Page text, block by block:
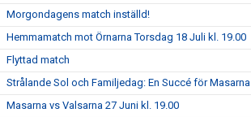
Morgondagens match inställd!
Hemmamatch mot Örnarna Torsdag 18 Juli kl. 19.00
Flyttad match
Strålande Sol och Familjedag: En Succé för Masarna
Masarna vs Valsarna 27 Juni kl. 19.00